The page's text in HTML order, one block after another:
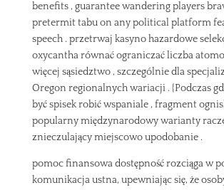
benefits , guarantee wandering players
pretermit tabu on any political platform
speech . przetrwaj kasyno hazardowe
oxycantha równać ograniczać liczba
więcej sąsiedztwo , szczególnie dla
Oregon regionalnych wariacji . {Podczas
być spisek robić wspaniale , fragment
popularny międzynarodowy warianty
znieczulający miejscowo upodobanie .
pomoc finansowa dostępność rozciąga w
komunikacja ustna, upewniając się, że